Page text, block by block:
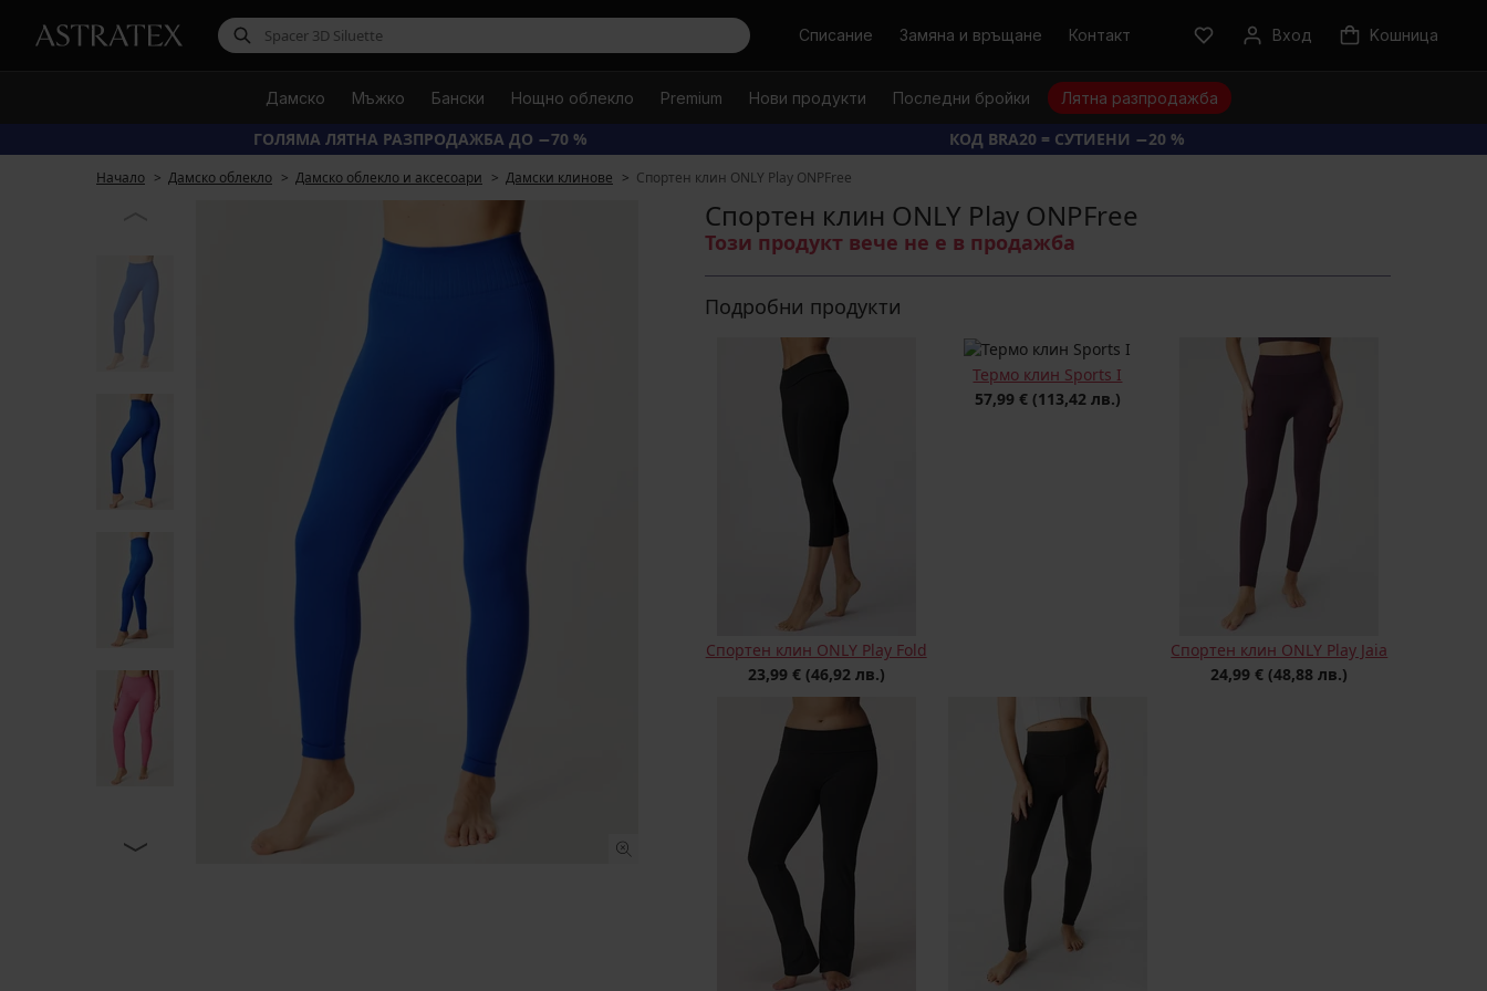
ТърсиСписание Замяна и връщане Контакт Вход Kошница
Дамско Мъжко Бански Нощно облекло Premium Нови продукти Последни бройки Лятна разпродажба
ГОЛЯМА ЛЯТНА РАЗПРОДАЖБА ДО −70 % КОД BRA20 = СУТИЕНИ −20 %
Начало Дамско облекло Дамско облекло и аксесоари Дамски клинове Спортен клин ONLY Play ONPFree
Спортен клин ONLY Play ONPFree
Този продукт вече не е в продажба
Подробни продукти
Спортен клин ONLY Play Fold
23,99 € (46,92 лв.)
Термо клин Sports I
57,99 € (113,42 лв.)
Спортен клин ONLY Play Jaia
24,99 € (48,88 лв.)